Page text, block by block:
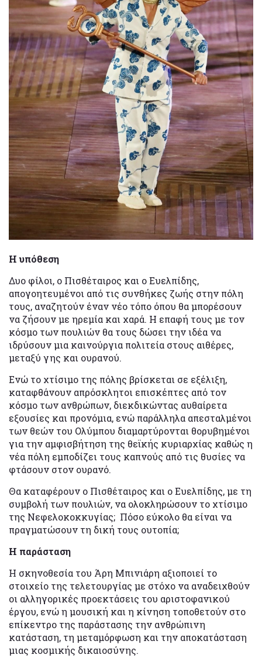
Η υπόθεση
Δυο φίλοι, ο Πισθέταιρος και ο Ευελπίδης,
απογοητευμένοι από τις συνθήκες ζωής στην πόλη
τους, αναζητούν έναν νέο τόπο όπου θα μπορέσουν
να ζήσουν με ηρεμία και χαρά. Η επαφή τους με τον
κόσμο των πουλιών θα τους δώσει την ιδέα να
ιδρύσουν μια καινούργια πολιτεία στους αιθέρες,
μεταξύ γης και ουρανού.
Ενώ το χτίσιμο της πόλης βρίσκεται σε εξέλιξη,
καταφθάνουν απρόσκλητοι επισκέπτες από τον
κόσμο των ανθρώπων, διεκδικώντας αυθαίρετα
εξουσίες και προνόμια, ενώ παράλληλα απεσταλμένοι
των θεών του Ολύμπου διαμαρτύρονται θορυβημένοι
για την αμφισβήτηση της θεϊκής κυριαρχίας καθώς η
νέα πόλη εμποδίζει τους καπνούς από τις θυσίες να
φτάσουν στον ουρανό.
Θα καταφέρουν ο Πισθέταιρος και ο Ευελπίδης, με τη
συμβολή των πουλιών, να ολοκληρώσουν το χτίσιμο
της Νεφελοκοκκυγίας; Πόσο εύκολο θα είναι να
πραγματώσουν τη δική τους ουτοπία;
Η παράσταση
Η σκηνοθεσία του Άρη Μπινιάρη αξιοποιεί το
στοιχείο της τελετουργίας με στόχο να αναδειχθούν
οι αλληγορικές προεκτάσεις του αριστοφανικού
έργου, ενώ η μουσική και η κίνηση τοποθετούν στο
επίκεντρο της παράστασης την ανθρώπινη
κατάσταση, τη μεταμόρφωση και την αποκατάσταση
μιας κοσμικής δικαιοσύνης.